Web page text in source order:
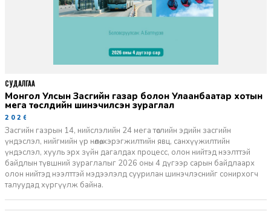
Монгол Улсын Засгийн газар болон Улаанбаатар хотын
мега төслүүдийн шинэчилсэн зураглал
2026-06-29
Засгийн газрын 14, нийслэлийн 24 мега төслийн эдийн засгийн
үндэслэл, нийгмийн үр нөлөө, хэрэгжилтийн явц, санхүүжилтийн
үндэслэл, хууль эрх зүйн дагалдах процесс, олон нийтэд нээлттэй
байдлын түвшний зураглалыг 2026 оны 4 дүгээр сарын байдлаарх
олон нийтэд нээлттэй мэдээлэлд суурилан шинэчлэснийг сонирхогч
талуудад хүргүүлж байна.
СУДАЛГАА